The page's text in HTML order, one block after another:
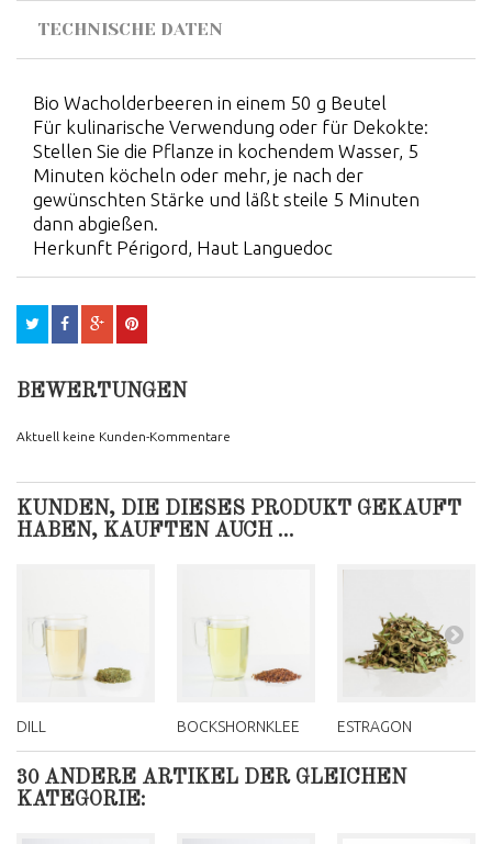
TECHNISCHE DATEN
Bio Wacholderbeeren in einem 50 g Beutel
Für kulinarische Verwendung oder für Dekokte:
Stellen Sie die Pflanze in kochendem Wasser, 5
Minuten köcheln oder mehr, je nach der
gewünschten Stärke und läßt steile 5 Minuten
dann abgießen.
Herkunft Périgord, Haut Languedoc
BEWERTUNGEN
Aktuell keine Kunden-Kommentare
KUNDEN, DIE DIESES PRODUKT GEKAUFT
HABEN, KAUFTEN AUCH ...
DILL BOCKSHORNKLEE ESTRAGON
30 ANDERE ARTIKEL DER GLEICHEN
KATEGORIE: